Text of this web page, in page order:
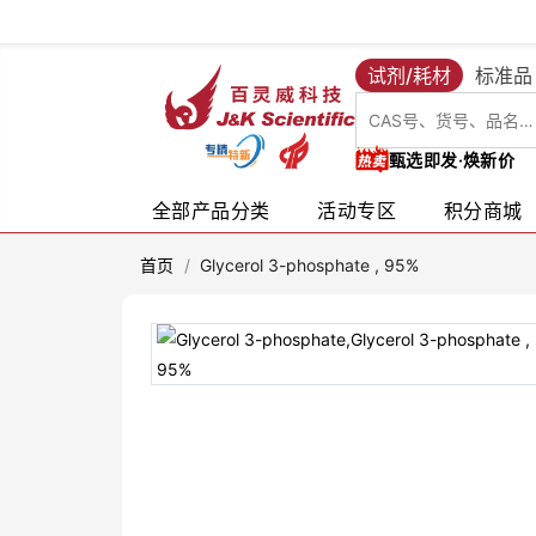
试剂/耗材 标准品
甄选即发·焕新价
全部产品分类 活动专区 积分商城
首页 / Glycerol 3-phosphate , 95%